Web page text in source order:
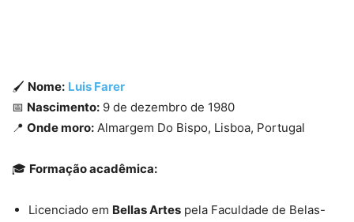
🖌️ Nome: Luis Farer
📅 Nascimento: 9 de dezembro de 1980
📍 Onde moro: Almargem Do Bispo, Lisboa, Portugal
🎓 Formação acadêmica:
Licenciado em Bellas Artes pela Faculdade de Belas-